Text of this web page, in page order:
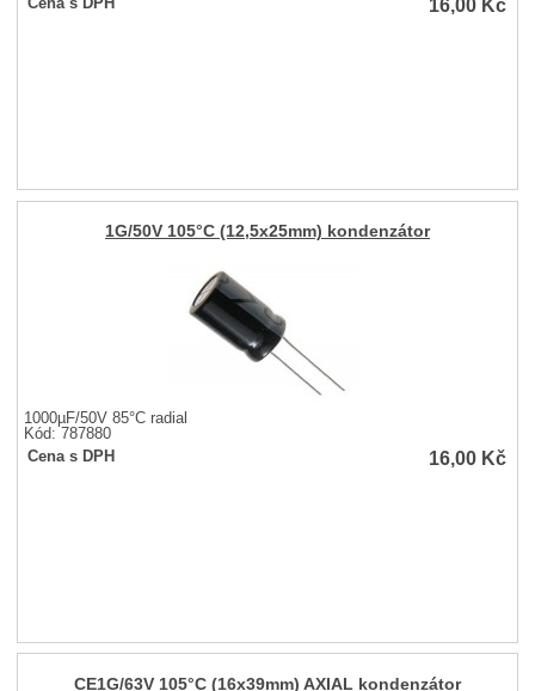
Cena s DPH 16,00 Kč
1G/50V 105°C (12,5x25mm) kondenzátor
1000µF/50V 85°C radial
Kód: 787880
Cena s DPH
16,00 Kč
CE1G/63V 105°C (16x39mm) AXIAL kondenzátor